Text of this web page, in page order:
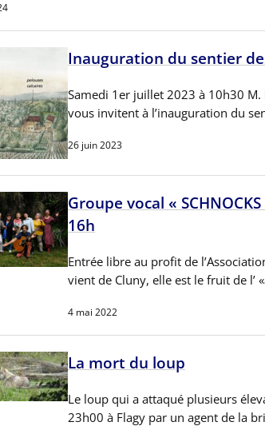
Inauguration du sentier
Samedi 1er juillet 2023 à 10h30
vous invitent à l’inauguration du
26 juin 2023
Groupe vocal «
16h
Entrée libre au profit de
vient de Cluny, elle est le fruit de l’
4 mai 2022
La mort du loup
Le loup qui a attaqué plusieurs
23h00 à Flagy par un agent de la